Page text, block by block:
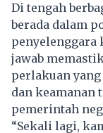
Di tengah
berada dalam
jawab
perlakuan
dan keamanan
pemerintah
“Sekali lagi,